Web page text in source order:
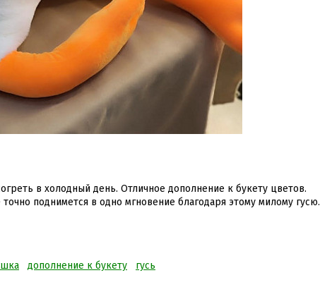
в холодный день. Отличное дополнение к букету цветов.
поднимется в одно мгновение благодаря этому милому гусю.
дополнение к букету гусь